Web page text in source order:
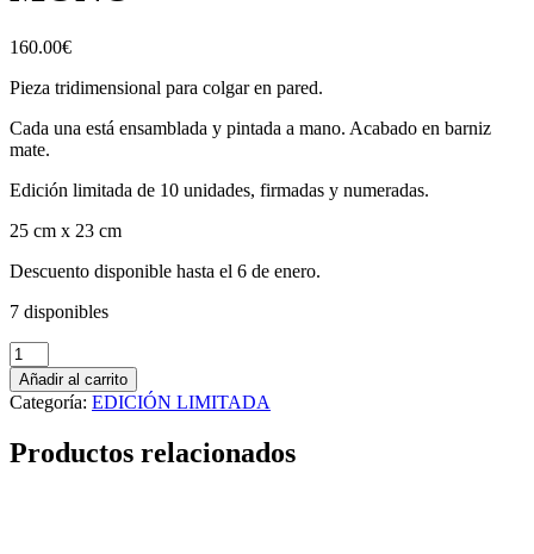
160.00€
Pieza tridimensional para colgar en pared.
Cada una está ensamblada y pintada a mano. Acabado en barniz
mate.
Edición limitada de 10 unidades, firmadas y numeradas.
25 cm x 23 cm
Descuento disponible hasta el 6 de enero.
7 disponibles
MONO
cantidad
Añadir al carrito
Categoría: EDICIÓN LIMITADA
Productos relacionados